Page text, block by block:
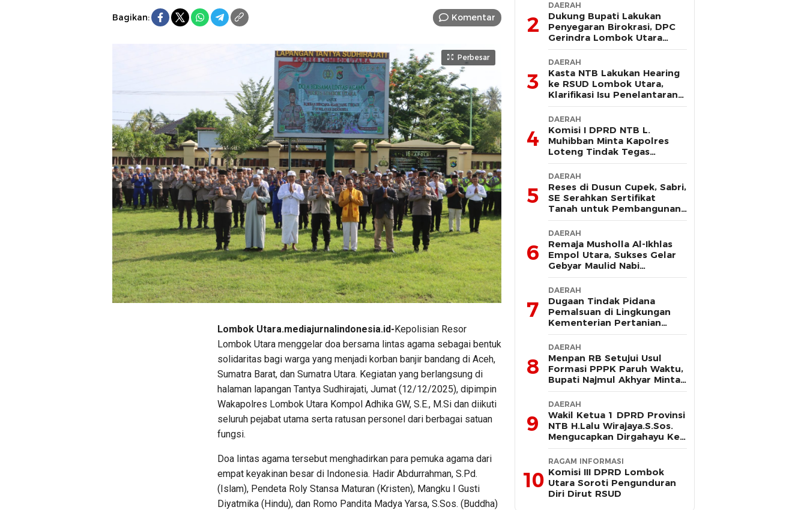
Bagikan: Komentar
Perbesar
Lombok Utara.mediajurnalindonesia.id-Kepolisian Resor
Lombok Utara menggelar doa bersama lintas agama sebagai bentuk
solidaritas bagi warga yang menjadi korban banjir bandang di Aceh,
Sumatra Barat, dan Sumatra Utara. Kegiatan yang berlangsung di
halaman lapangan Tantya Sudhirajati, Jumat (12/12/2025), dipimpin
Wakapolres Lombok Utara Kompol Adhika GW, S.E., M.Si dan diikuti
seluruh pejabat utama serta ratusan personel dari berbagai satuan
fungsi.
Doa lintas agama tersebut menghadirkan para pemuka agama dari
empat keyakinan besar di Indonesia. Hadir Abdurrahman, S.Pd.
(Islam), Pendeta Roly Stansa Maturan (Kristen), Mangku I Gusti
Diyatmika (Hindu), dan Romo Pandita Madya Yarsa, S.Sos. (Buddha)
2
DAERAH
Dukung Bupati Lakukan
Penyegaran Birokrasi, DPC
Gerindra Lombok Utara
Sebut Tak Ada Pelanggaran
3
DAERAH
Kasta NTB Lakukan Hearing
ke RSUD Lombok Utara,
Klarifikasi Isu Penelantaran
Ibu Hamil
4
DAERAH
Komisi I DPRD NTB L.
Muhibban Minta Kapolres
Loteng Tindak Tegas
Premanisme DC PT. LNI
5
DAERAH
Reses di Dusun Cupek, Sabri,
SE Serahkan Sertifikat
Tanah untuk Pembangunan
Musholla
6
DAERAH
Remaja Musholla Al-Ikhlas
Empol Utara, Sukses Gelar
Gebyar Maulid Nabi
Muhammad Saw
7
DAERAH
Dugaan Tindak Pidana
Pemalsuan di Lingkungan
Kementerian Pertanian
Kembali Mencuat, Saksi
Kunci Mangkir Panggilan
Polisi
8
DAERAH
Menpan RB Setujui Usul
Formasi PPPK Paruh Waktu,
Bupati Najmul Akhyar Minta
Non ASN Segera Lengkapi
Dokumen
9
DAERAH
Wakil Ketua 1 DPRD Provinsi
NTB H.Lalu Wirajaya.S.Sos.
Mengucapkan Dirgahayu Ke-
80 Lombok Tengah
Masmirah
10
RAGAM INFORMASI
Komisi III DPRD Lombok
Utara Soroti Pengunduran
Diri Dirut RSUD